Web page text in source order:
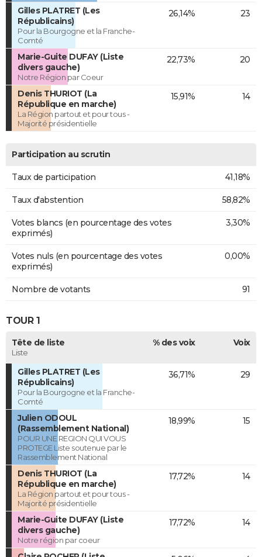
Gilles PLATRET (Les
Républicains)
Pour la Bourgogne et la Franche-
Comté
26,14% 23
Marie-Guite DUFAY (Liste
divers gauche)
Notre Région par Coeur
22,73% 20
Denis THURIOT (La
République en marche)
La Région partout et pour tous -
Majorité présidentielle
15,91% 14
Participation au scrutin
Taux de participation 41,18%
Taux d'abstention 58,82%
Votes blancs (en pourcentage des votes
exprimés)
3,30%
Votes nuls (en pourcentage des votes
exprimés)
0,00%
Nombre de votants 91
TOUR 1
Tête de liste
Liste
% des voix Voix
Gilles PLATRET (Les
Républicains)
Pour la Bourgogne et la Franche-
Comté
36,71% 29
Julien ODOUL
(Rassemblement National)
POUR UNE REGION QUI VOUS
PROTEGE Liste soutenue par le
Rassemblement National
18,99% 15
Denis THURIOT (La
République en marche)
La Région partout et pour tous -
Majorité présidentielle
17,72% 14
Marie-Guite DUFAY (Liste
divers gauche)
Notre région par coeur
17,72% 14